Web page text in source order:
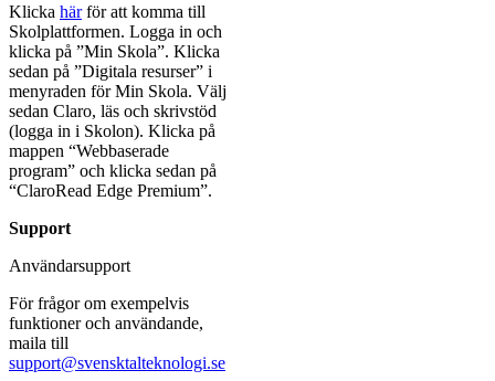
Klicka härför att komma till
Skolplattformen. Logga in och
klicka på ”Min Skola”. Klicka
sedan på ”Digitala resurser” i
menyraden för Min Skola. Välj
sedan Claro, läs och skrivstöd
(logga in i Skolon). Klicka på
mappen “Webbaserade
program” och klicka sedan på
“ClaroRead Edge Premium”.
Support
Användarsupport
För frågor om exempelvis
funktioner och användande,
maila till
support@svensktalteknologi.se